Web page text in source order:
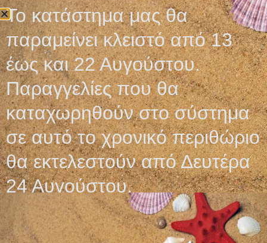
ΣΕ ΦΙΑΛΗ 260g
1,55€
Προσθήκη στο καλάθι
Ωράριο λειτουργίας
ΕΙΔΙΚΟ ΘΕΡΙΝΟ ΩΡΑΡΙΟ
ΔΕΥ-ΠΑΡ: 09:00-14:30
ΣΑΒ – ΚΥΡ: ΚΛΕΙΣΤΑ
Το κατάστημα μας θα
παραμείνει κλειστό από 13
έως και 22 Αυγούστου.
Παραγγελίες που θα
καταχωρηθούν στο σύστημα
σε αυτό το χρονικό περιθώριο
θα εκτελεστούν από Δευτέρα
24 Αυγούστου.